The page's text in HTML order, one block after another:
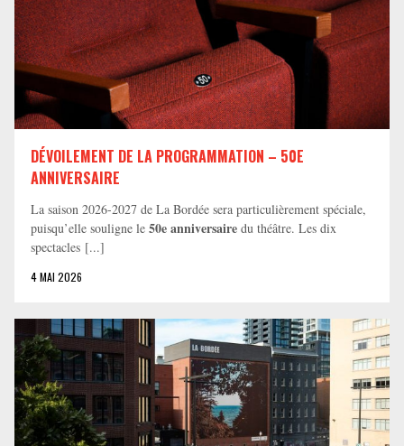
DÉVOILEMENT DE LA PROGRAMMATION – 50E
ANNIVERSAIRE
La saison 2026-2027 de La Bordée sera particulièrement spéciale,
puisqu’elle souligne le 50e anniversaire du théâtre. Les dix
spectacles [...]
4 MAI 2026